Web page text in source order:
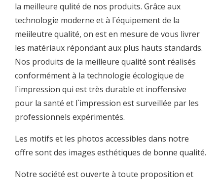
la meilleure qulité de nos produits. Grâce aux
technologie moderne et à l`équipement de la
meiileutre qualité, on est en mesure de vous livrer
les matériaux répondant aux plus hauts standards.
Nos produits de la meilleure qualité sont réalisés
conformément à la technologie écologique de
l`impression qui est très durable et inoffensive
pour la santé et l`impression est surveillée par les
professionnels expérimentés.
Les motifs et les photos accessibles dans notre
offre sont des images esthétiques de bonne qualité.
Notre société est ouverte à toute proposition et